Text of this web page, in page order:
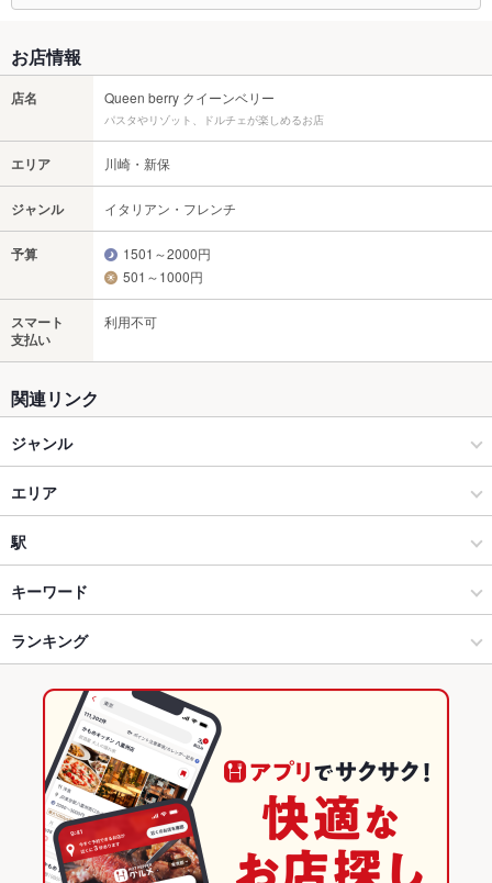
お店情報
店名 Queen berry クイーンベリー
パスタやリゾット、ドルチェが楽しめるお店
エリア 川崎・新保
ジャンル イタリアン・フレンチ
予算
1501～2000円
501～1000円
スマート
支払い
利用不可
関連リンク
ジャンル
イタリアン・フレンチ
パスタ・ピザ
長岡 × イタリアン・フレンチ
長岡 × パスタ・ピザ
長岡駅 × イタリアン・フレンチ
長岡駅 × パスタ・ピザ
エリア
川崎・新保
川崎・新保 × イタリアン・フレンチ
川崎・新保 × パスタ・ピザ
新潟 × イタリアン・フレンチ
新潟 × パスタ・ピザ
駅
北長岡駅
長岡駅
キーワード
カニ料理
ランキング
新潟のグルメランキング
新潟のイタリアン・フレンチランキング
新潟のパスタ・ピザランキング
長岡のグルメランキング